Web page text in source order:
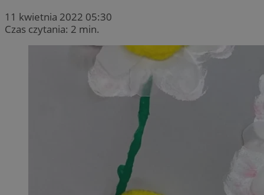
11 kwietnia 2022 05:30
Czas czytania: 2 min.